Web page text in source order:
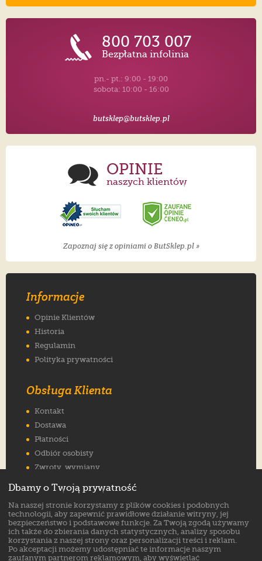
800 703 007
Bezpłatna infolinia
pn.- pt.: 9:00 - 19:00
sobota: 10:00 - 16:00
butsklep@butsklep.pl
OPINIE
naszych klientów
Zapoznaj się z opiniami o ButSklep.pl »
Informacje
Opinie Klientów
Historia
Regulamin
Polityka prywatności
Obsługa Klienta
Kontakt
Dostawa
Płatności
Odbiór osobisty
Zwroty, wymiany
Jak wybrać rozmiar
FAQ
Znajdź nas na:
Dbamy o Twoją prywatność
Na naszej stronie korzystamy z plików cookies i podobnych
technologii, aby zapewnić prawidłowe działanie witryny, jej
bezpieczeństwo i podstawowe funkcje. Za Twoją zgodą używamy
ich także do zbierania danych statystycznych, analizy sposobu
korzystania z naszej strony oraz personalizacji treści i reklam.
Po akceptacji możemy udostępniać te informacje naszym
zaufanym partnerom reklamowym, aby wyświetlać